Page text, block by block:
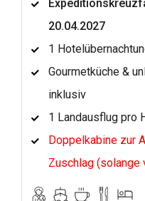
20.04.2027
1
Gourmetküche &
inklusiv
1 Landausflug pro
Doppelkabine zur
Zuschlag (solange